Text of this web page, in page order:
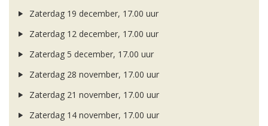
Zaterdag 19 december, 17.00 uur
Zaterdag 12 december, 17.00 uur
Zaterdag 5 december, 17.00 uur
Zaterdag 28 november, 17.00 uur
Zaterdag 21 november, 17.00 uur
Zaterdag 14 november, 17.00 uur